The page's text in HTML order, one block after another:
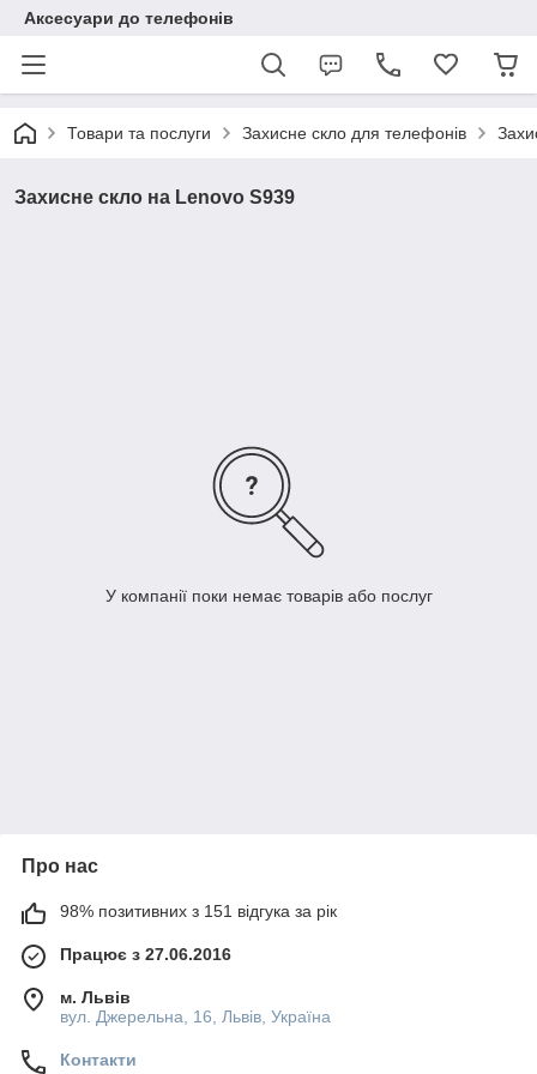
Аксесуари до телефонів
Товари та послуги Захисне скло для телефонів
Захисне скло на Lenovo S939
У компанії поки немає товарів або послуг
Про нас
98% позитивних з 151 відгука за рік
Працює з 27.06.2016
м. Львів
вул. Джерельна, 16, Львів, Україна
Контакти